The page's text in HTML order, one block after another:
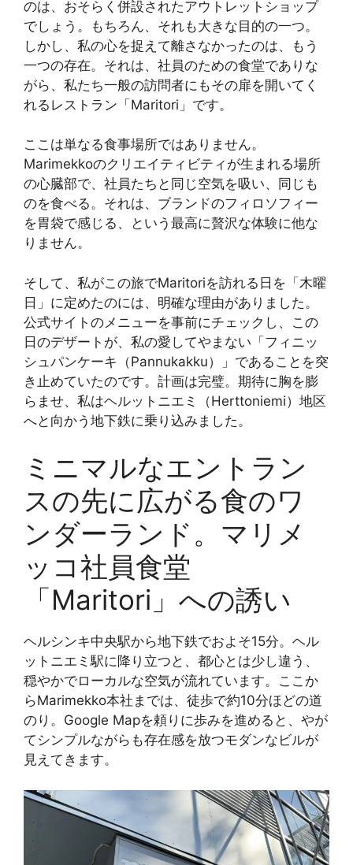
のは、おそらく併設されたアウトレットショップ
でしょう。もちろん、それも大きな目的の一つ。
しかし、私の心を捉えて離さなかったのは、もう
一つの存在。それは、社員のための食堂でありな
がら、私たち一般の訪問者にもその扉を開いてく
れるレストラン「Maritori」です。
ここは単なる食事場所ではありません。
Marimekkoのクリエイティビティが生まれる場所
の心臓部で、社員たちと同じ空気を吸い、同じも
のを食べる。それは、ブランドのフィロソフィー
を胃袋で感じる、という最高に贅沢な体験に他な
りません。
そして、私がこの旅でMaritoriを訪れる日を「木曜
日」に定めたのには、明確な理由がありました。
公式サイトのメニューを事前にチェックし、この
日のデザートが、私の愛してやまない「フィニッ
シュパンケーキ（Pannukakku）」であることを突
き止めていたのです。計画は完璧。期待に胸を膨
らませ、私はヘルットニエミ（Herttoniemi）地区
へと向かう地下鉄に乗り込みました。
ミニマルなエントラン
スの先に広がる食のワ
ンダーランド。マリメ
ッコ社員食堂
「Maritori」への誘い
ヘルシンキ中央駅から地下鉄でおよそ15分。ヘル
ットニエミ駅に降り立つと、都心とは少し違う、
穏やかでローカルな空気が流れています。ここか
らMarimekko本社までは、徒歩で約10分ほどの道
のり。Google Mapを頼りに歩みを進めると、やが
てシンプルながらも存在感を放つモダンなビルが
見えてきます。